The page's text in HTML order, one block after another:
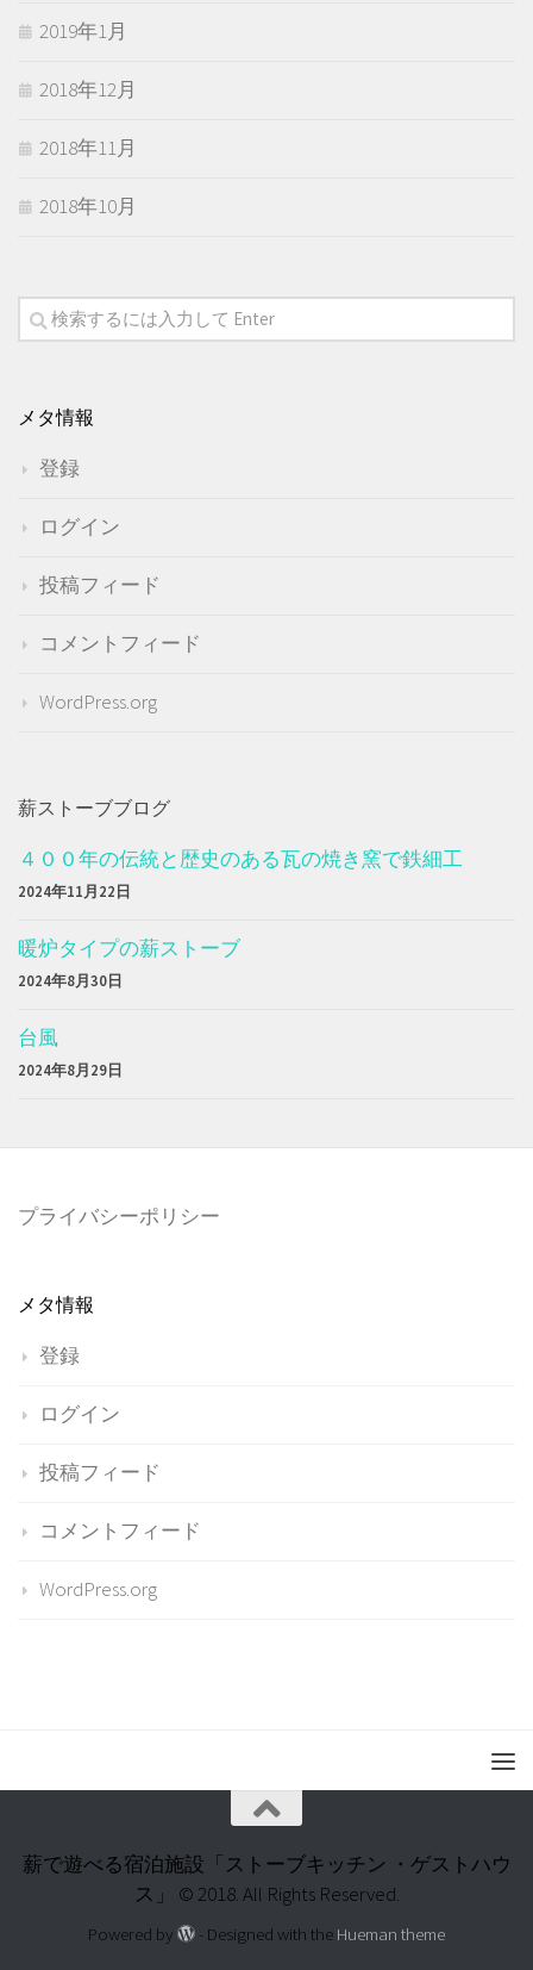
2019年1月
2018年12月
2018年11月
2018年10月
メタ情報
登録
ログイン
投稿フィード
コメントフィード
WordPress.org
薪ストーブブログ
４００年の伝統と歴史のある瓦の焼き窯で鉄細工
2024年11月22日
暖炉タイプの薪ストーブ
2024年8月30日
台風
2024年8月29日
プライバシーポリシー
メタ情報
登録
ログイン
投稿フィード
コメントフィード
WordPress.org
薪で遊べる宿泊施設「ストーブキッチン ・ゲストハウ
ス」 © 2018. All Rights Reserved.
Powered by - Designed with the Hueman theme